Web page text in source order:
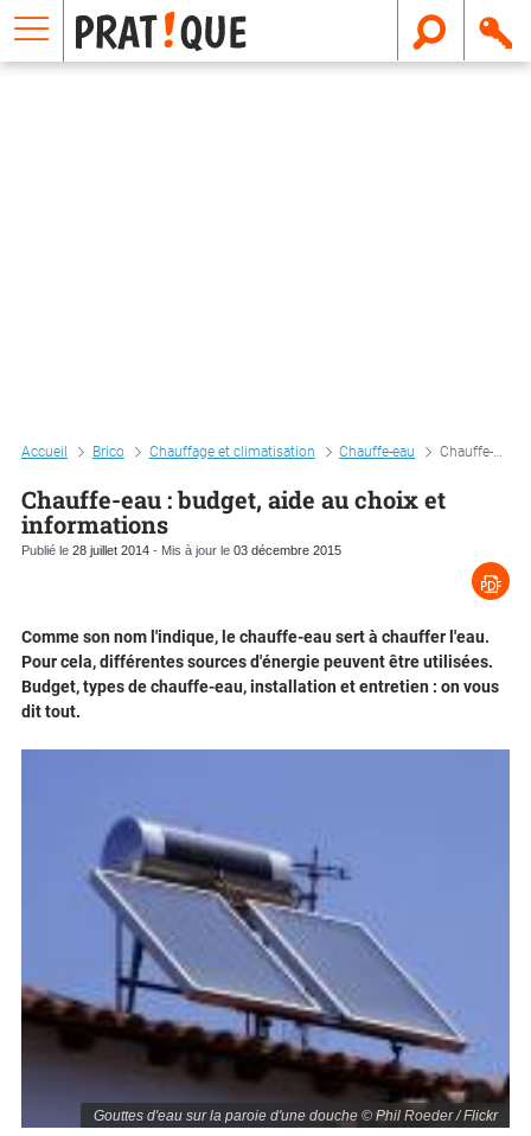
Accueil Brico Chauffage et climatisation Chauffe-eau Chauffe-eau : budget, aide au choix et informations
Chauffe-eau : budget, aide au choix et
informations
Publié le 28 juillet 2014 - Mis à jour le 03 décembre 2015
Gouttes d'eau sur la paroie d'une douche © Phil Roeder / Flickr
Comme son nom l'indique, le chauffe-eau sert à chauffer l'eau.
Pour cela, différentes sources d'énergie peuvent être utilisées.
Budget, types de chauffe-eau, installation et entretien : on vous
dit tout.
E
m
a